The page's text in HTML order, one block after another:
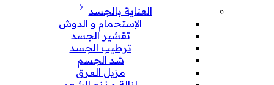
العناية بالجسد
الإستحمام و الدوش
تقشير الجسد
ترطيب الجسد
شد الجسم
مزيل العرق